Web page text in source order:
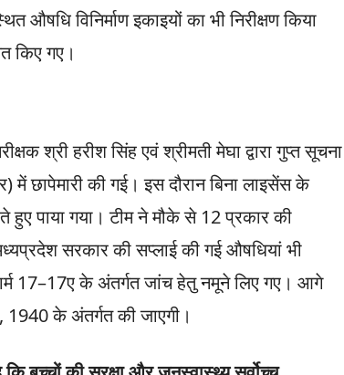
औषधि विनिर्माण इकाइयों का भी निरीक्षण किया
किए गए।
श्री हरीश सिंह एवं श्रीमती मेघा द्वारा गुप्त सूचना
छापेमारी की गई। इस दौरान बिना लाइसेंस के
पाया गया। टीम ने मौके से 12 प्रकार की
सरकार की सप्लाई की गई औषधियां भी
17–17ए के अंतर्गत जांच हेतु नमूने लिए गए। आगे
के अंतर्गत की जाएगी।